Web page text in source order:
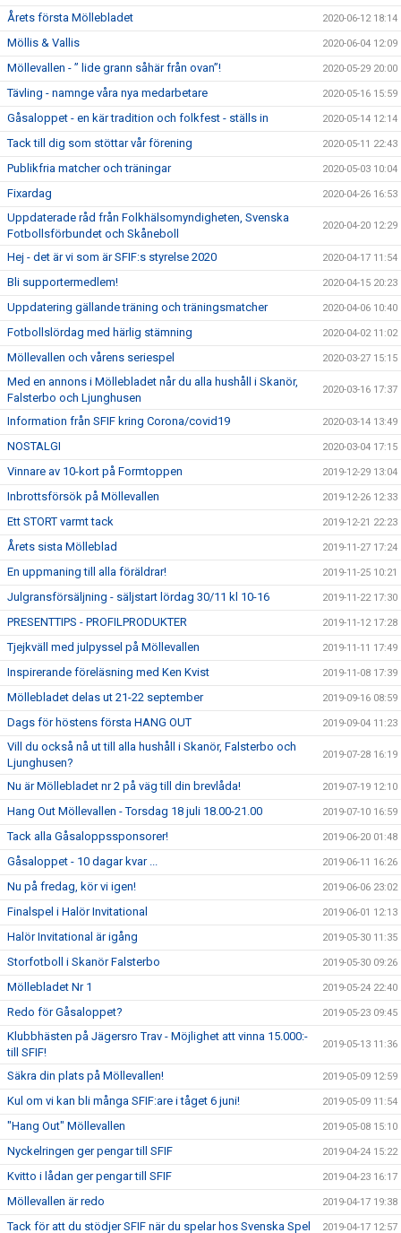
Årets första Möllebladet 2020-06-12 18:14
Möllis & Vallis 2020-06-04 12:09
Möllevallen - ” lide grann såhär från ovan”! 2020-05-29 20:00
Tävling - namnge våra nya medarbetare 2020-05-16 15:59
Gåsaloppet - en kär tradition och folkfest - ställs in 2020-05-14 12:14
Tack till dig som stöttar vår förening 2020-05-11 22:43
Publikfria matcher och träningar 2020-05-03 10:04
Fixardag 2020-04-26 16:53
Uppdaterade råd från Folkhälsomyndigheten, Svenska
Fotbollsförbundet och Skåneboll
2020-04-20 12:29
Hej - det är vi som är SFIF:s styrelse 2020 2020-04-17 11:54
Bli supportermedlem! 2020-04-15 20:23
Uppdatering gällande träning och träningsmatcher 2020-04-06 10:40
Fotbollslördag med härlig stämning 2020-04-02 11:02
Möllevallen och vårens seriespel 2020-03-27 15:15
Med en annons i Möllebladet når du alla hushåll i Skanör,
Falsterbo och Ljunghusen
2020-03-16 17:37
Information från SFIF kring Corona/covid19 2020-03-14 13:49
NOSTALGI 2020-03-04 17:15
Vinnare av 10-kort på Formtoppen 2019-12-29 13:04
Inbrottsförsök på Möllevallen 2019-12-26 12:33
Ett STORT varmt tack 2019-12-21 22:23
Årets sista Mölleblad 2019-11-27 17:24
En uppmaning till alla föräldrar! 2019-11-25 10:21
Julgransförsäljning - säljstart lördag 30/11 kl 10-16 2019-11-22 17:30
PRESENTTIPS - PROFILPRODUKTER 2019-11-12 17:28
Tjejkväll med julpyssel på Möllevallen 2019-11-11 17:49
Inspirerande föreläsning med Ken Kvist 2019-11-08 17:39
Möllebladet delas ut 21-22 september 2019-09-16 08:59
Dags för höstens första HANG OUT 2019-09-04 11:23
Vill du också nå ut till alla hushåll i Skanör, Falsterbo och
Ljunghusen?
2019-07-28 16:19
Nu är Möllebladet nr 2 på väg till din brevlåda! 2019-07-19 12:10
Hang Out Möllevallen - Torsdag 18 juli 18.00-21.00 2019-07-10 16:59
Tack alla Gåsaloppssponsorer! 2019-06-20 01:48
Gåsaloppet - 10 dagar kvar ... 2019-06-11 16:26
Nu på fredag, kör vi igen! 2019-06-06 23:02
Finalspel i Halör Invitational 2019-06-01 12:13
Halör Invitational är igång 2019-05-30 11:35
Storfotboll i Skanör Falsterbo 2019-05-30 09:26
Möllebladet Nr 1 2019-05-24 22:40
Redo för Gåsaloppet? 2019-05-23 09:45
Klubbhästen på Jägersro Trav - Möjlighet att vinna 15.000:-
till SFIF!
2019-05-13 11:36
Säkra din plats på Möllevallen! 2019-05-09 12:59
Kul om vi kan bli många SFIF:are i tåget 6 juni! 2019-05-09 11:54
"Hang Out" Möllevallen 2019-05-08 15:10
Nyckelringen ger pengar till SFIF 2019-04-24 15:22
Kvitto i lådan ger pengar till SFIF 2019-04-23 16:17
Möllevallen är redo 2019-04-17 19:38
Tack för att du stödjer SFIF när du spelar hos Svenska Spel 2019-04-17 12:57